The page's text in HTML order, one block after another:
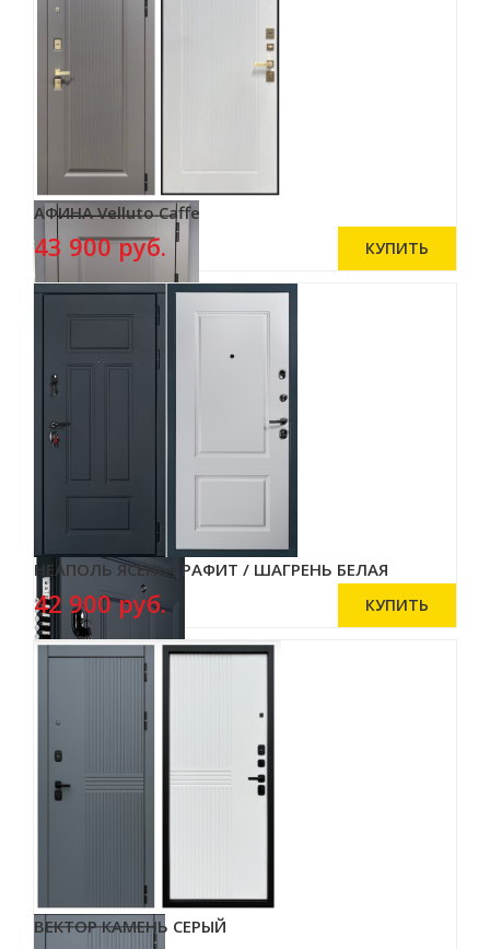
АФИНА Velluto Caffe
43 900 руб.
НЕАПОЛЬ ЯСЕНЬ ГРАФИТ / ШАГРЕНЬ БЕЛАЯ
42 900 руб.
ВЕКТОР КАМЕНЬ СЕРЫЙ